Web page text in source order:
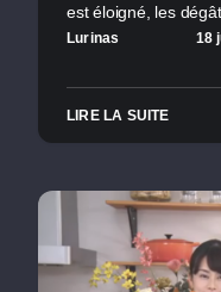
est éloigné, les
Lurinas 18
LIRE LA SUITE